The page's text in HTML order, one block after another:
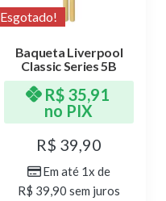
Esgotado!
Baqueta Liverpool
Classic Series 5B
R$ 39,90
Em até 1x de
R$ 39,90 sem juros
R$35,91
no PIX